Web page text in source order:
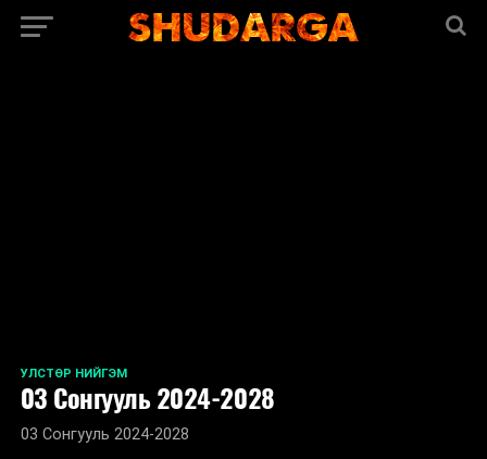
УЛСТӨР НИЙГЭМ
03 Сонгууль 2024-2028
03 Сонгууль 2024-2028